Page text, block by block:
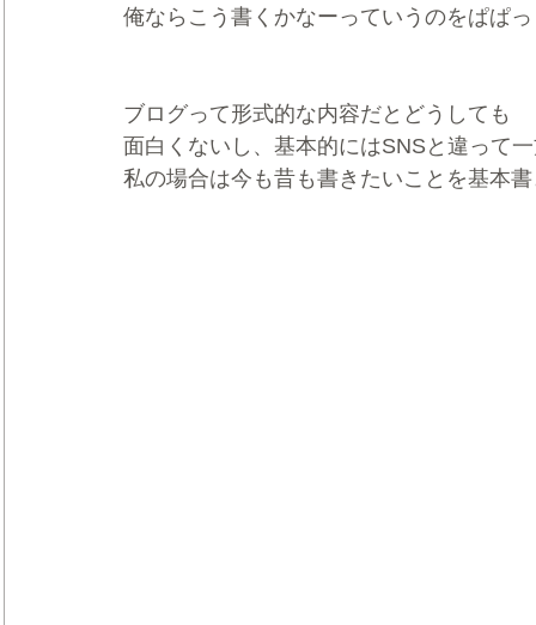
俺ならこう書くかなーっていうのをぱぱ
ブログって形式的な内容だとどうしても
面白くないし、基本的にはSNSと違って
私の場合は今も昔も書きたいことを基本